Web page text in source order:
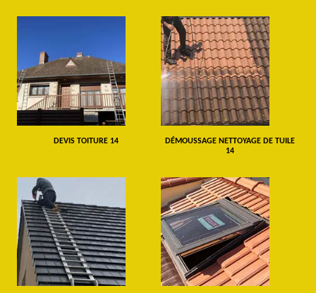
DEVIS TOITURE 14
DÉMOUSSAGE NETTOYAGE DE TUILE
14